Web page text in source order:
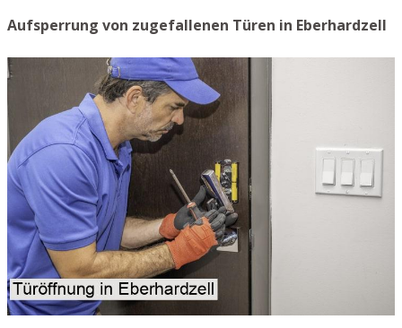
Aufsperrung von zugefallenen Türen in Eberhardzell